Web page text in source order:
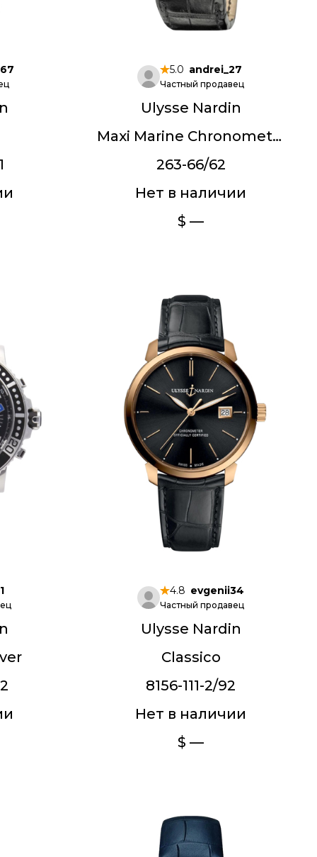
5.0 andrei_27
Частный продавец
Ulysse Nardin
Maxi Marine Chronometer
263-66/62
Нет в наличии
$ —
4.8 evgenii34
Частный продавец
Ulysse Nardin
Classico
8156-111-2/92
Нет в наличии
$ —